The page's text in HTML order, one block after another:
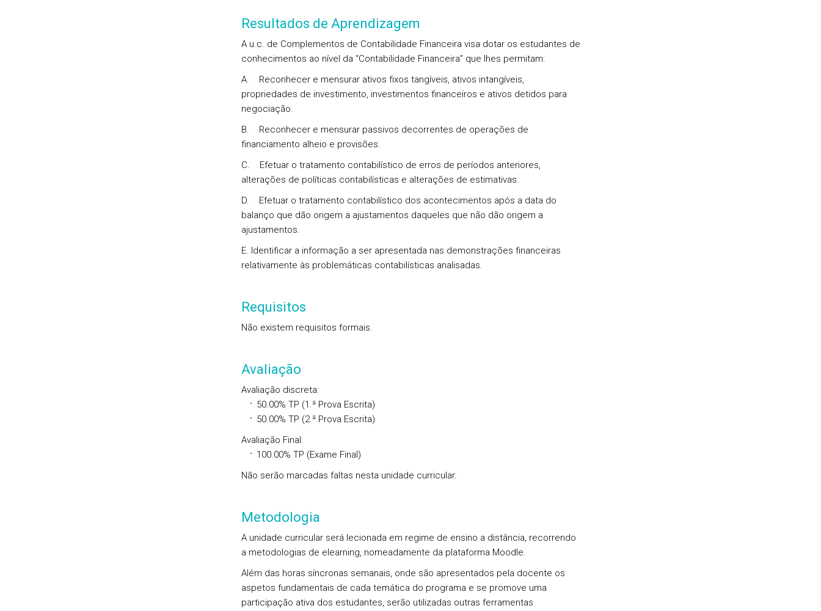
Resultados de Aprendizagem
A u.c. de Complementos de Contabilidade Financeira visa dotar os estudantes de
conhecimentos ao nível da “Contabilidade Financeira” que lhes permitam:
A. Reconhecer e mensurar ativos fixos tangíveis, ativos intangíveis,
propriedades de investimento, investimentos financeiros e ativos detidos para
negociação.
B. Reconhecer e mensurar passivos decorrentes de operações de
financiamento alheio e provisões.
C. Efetuar o tratamento contabilístico de erros de períodos anteriores,
alterações de políticas contabilísticas e alterações de estimativas.
D. Efetuar o tratamento contabilístico dos acontecimentos após a data do
balanço que dão origem a ajustamentos daqueles que não dão origem a
ajustamentos.
E. Identificar a informação a ser apresentada nas demonstrações financeiras
relativamente às problemáticas contabilísticas analisadas.
Requisitos
Não existem requisitos formais.
Avaliação
Avaliação discreta:
50.00% TP (1.ª Prova Escrita)
50.00% TP (2.ª Prova Escrita)
Avaliação Final:
100.00% TP (Exame Final)
Não serão marcadas faltas nesta unidade curricular.
Metodologia
A unidade curricular será lecionada em regime de ensino a distância, recorrendo
a metodologias de elearning, nomeadamente da plataforma Moodle.
Além das horas síncronas semanais, onde são apresentados pela docente os
aspetos fundamentais de cada temática do programa e se promove uma
participação ativa dos estudantes, serão utilizadas outras ferramentas